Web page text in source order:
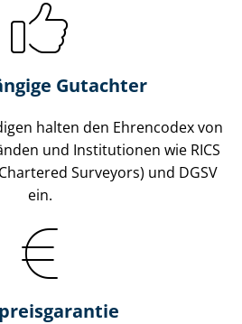
Gutachter
halten den Ehrencodex von
und Institutionen wie RICS
Surveyors) und DGSV
ein.